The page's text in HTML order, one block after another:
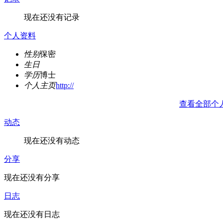
现在还没有记录
个人资料
性别保密
生日
学历博士
个人主页http://
查看全部个
动态
现在还没有动态
分享
现在还没有分享
日志
现在还没有日志